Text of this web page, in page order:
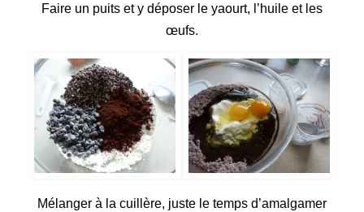
Faire un puits et y déposer le yaourt, l’huile et les
œufs.
Mélanger à la cuillère, juste le temps d’amalgamer